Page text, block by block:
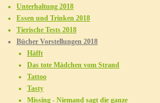
Unterhaltung 2018
Essen und Trinken 2018
Tierische Tests 2018
Bücher Vorstellungen 2018
Häfft
Das tote Mädchen vom Strand
Tattoo
Tasty
Missing - Niemand sagt die ganze